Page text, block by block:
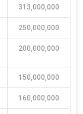
313,000,000
250,000,000
200,000,000
150,000,000
160,000,000